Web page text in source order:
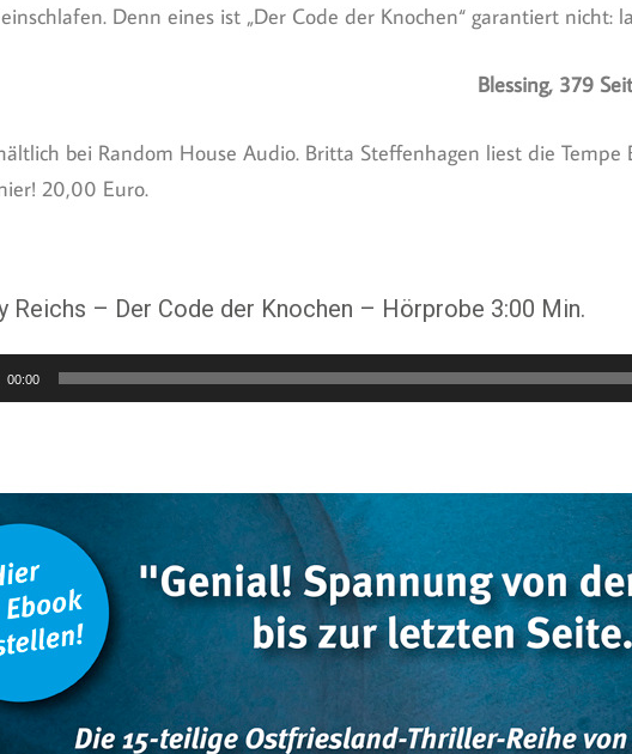
Denn eines ist „Der Code der Knochen“ garantiert nicht:
Blessing, 379
bei Random House Audio. Britta Steffenhagen liest die Tempe
20,00 Euro.
Reichs – Der Code der Knochen – Hörprobe 3:00 Min.
00:00